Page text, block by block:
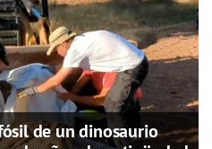
de un dinosaurio